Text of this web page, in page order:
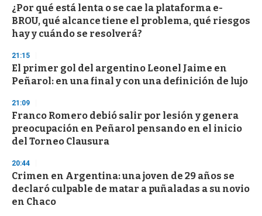
¿Por qué está lenta o se cae la plataforma e-
BROU, qué alcance tiene el problema, qué riesgos
hay y cuándo se resolverá?
21:15
El primer gol del argentino Leonel Jaime en
Peñarol: en una final y con una definición de lujo
21:09
Franco Romero debió salir por lesión y genera
preocupación en Peñarol pensando en el inicio
del Torneo Clausura
20:44
Crimen en Argentina: una joven de 29 años se
declaró culpable de matar a puñaladas a su novio
en Chaco